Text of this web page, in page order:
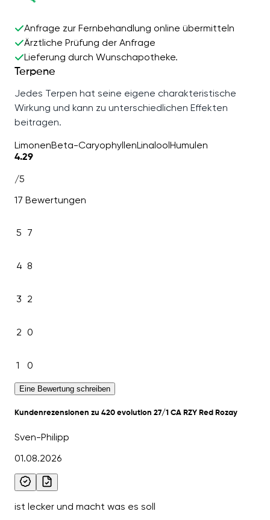
Anfrage zur Fernbehandlung online übermitteln
Ärztliche Prüfung der Anfrage
Lieferung durch Wunschapotheke.
Terpene
Jedes Terpen hat seine eigene charakteristische
Wirkung und kann zu unterschiedlichen Effekten
beitragen.
LimonenBeta-CaryophyllenLinaloolHumulen
4.29
/5
17 Bewertungen
5 7
4 8
3 2
2 0
1 0
Eine Bewertung schreiben
Kundenrezensionen zu 420 evolution 27/1 CA RZY Red Rozay
Sven-Philipp
01.08.2026
ist lecker und macht was es soll